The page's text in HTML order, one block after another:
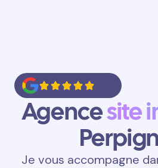
Agencesite
Je vous accompagne